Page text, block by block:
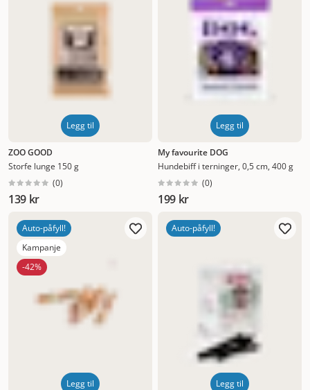
Legg til
ZOO GOOD
Storfe lunge 150 g
(0)
139 kr
Legg til
My favourite DOG
Hundebiff i terninger, 0,5 cm, 400 g
(0)
199 kr
Auto-påfyll!
Kampanje
-42%
Legg til
Auto-påfyll!
Legg til